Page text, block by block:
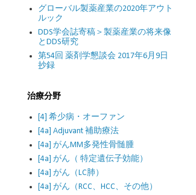
グローバル製薬産業の2020年アウト
ルック
DDS学会誌寄稿＞製薬産業の将来像
とDDS研究
第54回 薬剤学懇談会 2017年6月9日
抄録
治療分野
[4] 希少病・オーファン
[4a] Adjuvant 補助療法
[4a] がんMM多発性骨髄腫
[4a] がん（ 特定遺伝子効能）
[4a] がん（LC肺）
[4a] がん（RCC、HCC、その他）